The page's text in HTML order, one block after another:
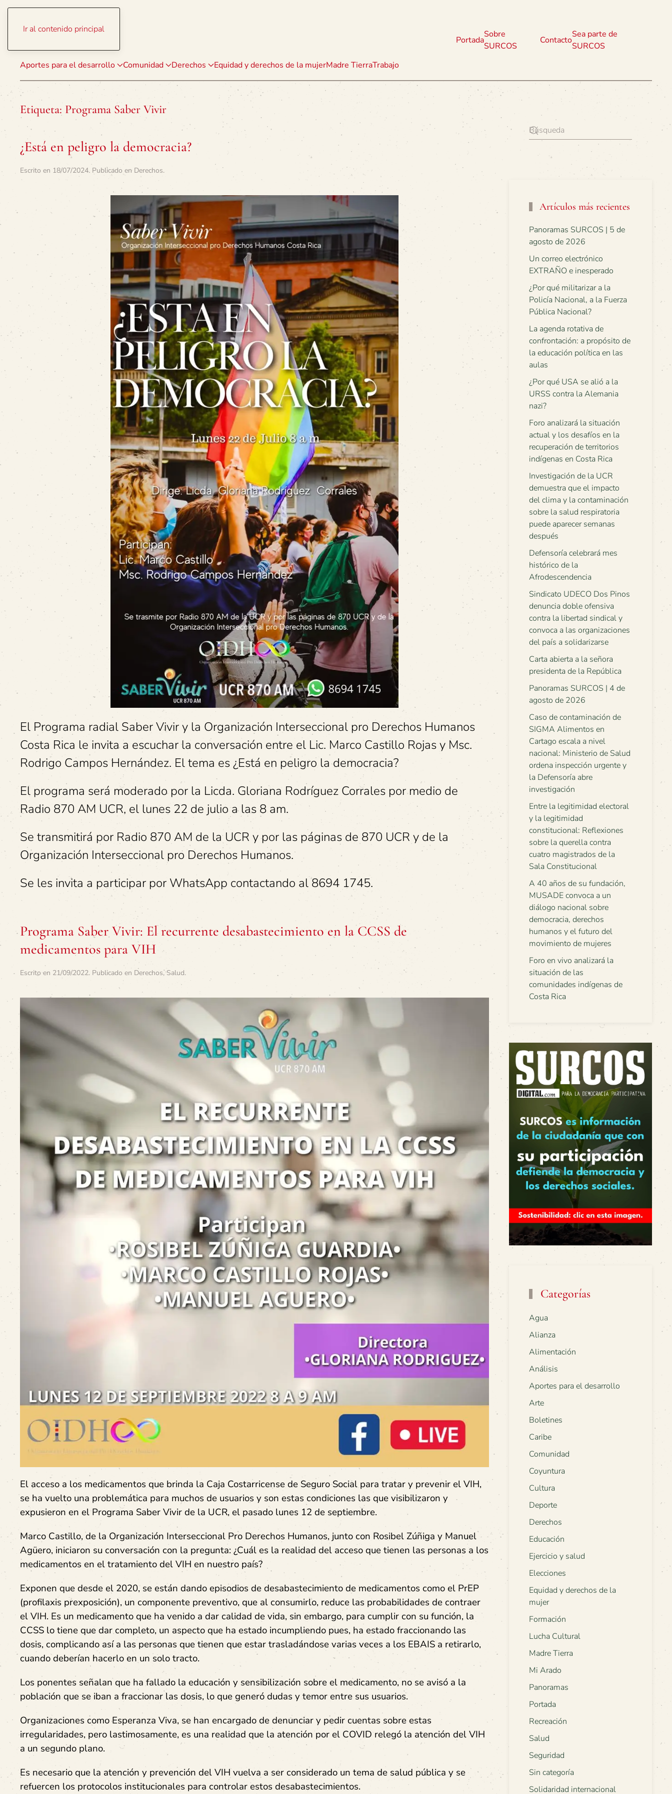
Ir al contenido principal
Aportes para el desarrollo Comunidad Derechos Equidad y derechos de la mujerMadre TierraTrabajo
Portada
Sobre
SURCOS
Contacto
Sea parte de
SURCOS
Etiqueta: Programa Saber Vivir
¿Está en peligro la democracia?
Escrito en 18/07/2024. Publicado en Derechos.
El Programa radial Saber Vivir y la Organización Interseccional pro Derechos Humanos
Costa Rica le invita a escuchar la conversación entre el Lic. Marco Castillo Rojas y Msc.
Rodrigo Campos Hernández. El tema es ¿Está en peligro la democracia?
El programa será moderado por la Licda. Gloriana Rodríguez Corrales por medio de
Radio 870 AM UCR, el lunes 22 de julio a las 8 am.
Se transmitirá por Radio 870 AM de la UCR y por las páginas de 870 UCR y de la
Organización Interseccional pro Derechos Humanos.
Se les invita a participar por WhatsApp contactando al 8694 1745.
Programa Saber Vivir: El recurrente desabastecimiento en la CCSS de
medicamentos para VIH
Escrito en 21/09/2022. Publicado en Derechos,Salud.
El acceso a los medicamentos que brinda la Caja Costarricense de Seguro Social para tratar y prevenir el VIH,
se ha vuelto una problemática para muchos de usuarios y son estas condiciones las que visibilizaron y
expusieron en el Programa Saber Vivir de la UCR, el pasado lunes 12 de septiembre.
Marco Castillo, de la Organización Interseccional Pro Derechos Humanos, junto con Rosibel Zúñiga y Manuel
Agüero, iniciaron su conversación con la pregunta: ¿Cuál es la realidad del acceso que tienen las personas a los
medicamentos en el tratamiento del VIH en nuestro país?
Exponen que desde el 2020, se están dando episodios de desabastecimiento de medicamentos como el PrEP
(profilaxis prexposición), un componente preventivo, que al consumirlo, reduce las probabilidades de contraer
el VIH. Es un medicamento que ha venido a dar calidad de vida, sin embargo, para cumplir con su función, la
CCSS lo tiene que dar completo, un aspecto que ha estado incumpliendo pues, ha estado fraccionando las
dosis, complicando así a las personas que tienen que estar trasladándose varias veces a los EBAIS a retirarlo,
cuando deberían hacerlo en un solo tracto.
Los ponentes señalan que ha fallado la educación y sensibilización sobre el medicamento, no se avisó a la
población que se iban a fraccionar las dosis, lo que generó dudas y temor entre sus usuarios.
Organizaciones como Esperanza Viva, se han encargado de denunciar y pedir cuentas sobre estas
irregularidades, pero lastimosamente, es una realidad que la atención por el COVID relegó la atención del VIH
a un segundo plano.
Es necesario que la atención y prevención del VIH vuelva a ser considerado un tema de salud pública y se
refuercen los protocolos institucionales para controlar estos desabastecimientos.
Artículos más recientes
Panoramas SURCOS | 5 de
agosto de 2026
Un correo electrónico
EXTRAÑO e inesperado
¿Por qué militarizar a la
Policía Nacional, a la Fuerza
Pública Nacional?
La agenda rotativa de
confrontación: a propósito de
la educación política en las
aulas
¿Por qué USA se alió a la
URSS contra la Alemania
nazi?
Foro analizará la situación
actual y los desafíos en la
recuperación de territorios
indígenas en Costa Rica
Investigación de la UCR
demuestra que el impacto
del clima y la contaminación
sobre la salud respiratoria
puede aparecer semanas
después
Defensoría celebrará mes
histórico de la
Afrodescendencia
Sindicato UDECO Dos Pinos
denuncia doble ofensiva
contra la libertad sindical y
convoca a las organizaciones
del país a solidarizarse
Carta abierta a la señora
presidenta de la República
Panoramas SURCOS | 4 de
agosto de 2026
Caso de contaminación de
SIGMA Alimentos en
Cartago escala a nivel
nacional: Ministerio de Salud
ordena inspección urgente y
la Defensoría abre
investigación
Entre la legitimidad electoral
y la legitimidad
constitucional: Reflexiones
sobre la querella contra
cuatro magistrados de la
Sala Constitucional
A 40 años de su fundación,
MUSADE convoca a un
diálogo nacional sobre
democracia, derechos
humanos y el futuro del
movimiento de mujeres
Foro en vivo analizará la
situación de las
comunidades indígenas de
Costa Rica
Categorías
Agua
Alianza
Alimentación
Análisis
Aportes para el desarrollo
Arte
Boletines
Caribe
Comunidad
Coyuntura
Cultura
Deporte
Derechos
Educación
Ejercicio y salud
Elecciones
Equidad y derechos de la
mujer
Formación
Lucha Cultural
Madre Tierra
Mi Arado
Panoramas
Portada
Recreación
Salud
Seguridad
Sin categoría
Solidaridad internacional